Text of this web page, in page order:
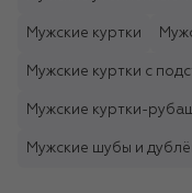
Мужские куртки
Мужские куртки с
Мужские куртки-
Мужские шубы и